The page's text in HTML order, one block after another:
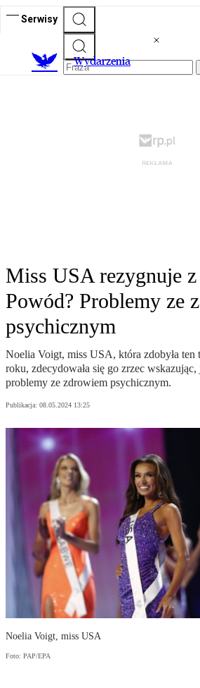
Serwisy
Wydarzenia
Miss USA rezygnuje z
Powód? Problemy ze
psychicznym
Noelia Voigt, miss USA, która zdobyła ten
roku, zdecydowała się go zrzec
problemy ze zdrowiem psychicznym.
Publikacja: 08.05.2024 13:25
Noelia Voigt, miss USA
Foto: PAP/EPA